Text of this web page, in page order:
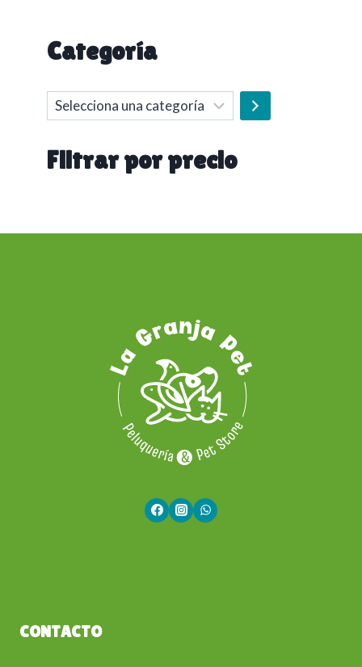
Categoría
Selecciona
una
Filtrar por precio
CONTACTO